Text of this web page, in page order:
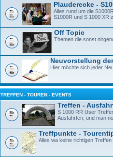
Plauderecke -
Alles rund um die
S1000R und S 1000 XR
Off Topic
Themen die sonst
Neuvorstellung
Hier möchte sich jeder
TREFFEN - TOUREN - EVENTS
Treffen -
S 1000 RR User
Ausfahrten, und man
Treffpunkte -
Alles wa keine richtigen Treffen